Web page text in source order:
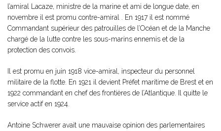
l’amiral Lacaze, ministre de la marine et ami de longue date, en
novembre il est promu contre-amiral . En 1917 il est nommé
Commandant supérieur des patrouilles de l’Océan et de la Manche
chargé de la lutte contre les sous-marins ennemis et de la
protection des convois.
Il est promu en juin 1918 vice-amiral, inspecteur du personnel
militaire de la flotte. En 1921 il devient Préfet maritime de Brest et en
1922 commandant en chef des frontières de l’Atlantique. Il quitte le
service actif en 1924.
Antoine Schwerer avait une mauvaise opinion des parlementaires